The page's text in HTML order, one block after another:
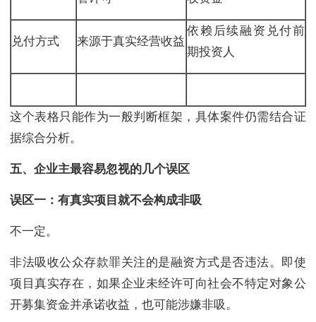
兑付方式 来源于真实经营收益
依赖后续融资兑付前
期投资人
这个表格只能作为一般判断框架，具体案件仍需结合证
据综合分析。
五、企业主最容易忽视的几个误区
误区一：有真实项目就不会构成非吸
不一定。
非法吸收公众存款罪关注的是融资方式是否违法。即使
项目真实存在，如果企业未经许可向社会不特定对象公
开募集资金并承诺收益，也可能涉嫌非吸。